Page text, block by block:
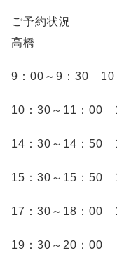
ご予約状況
高橋
9：00～9：30 10
10：30～11：00
14：30～14：50
15：30～15：50
17：30～18：00
19：30～20：00